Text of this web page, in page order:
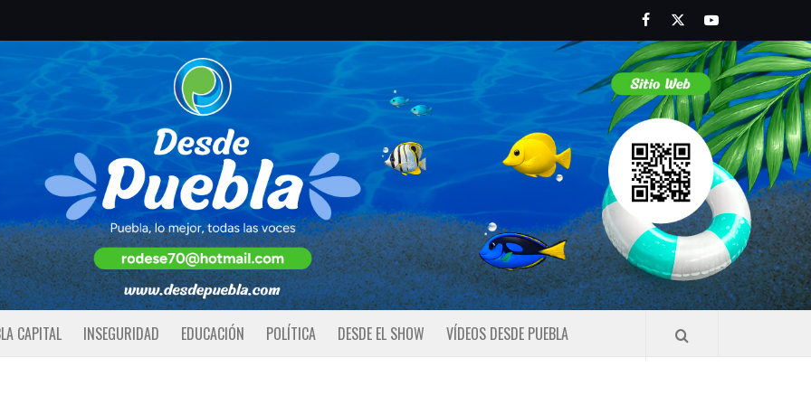
FacebookTwitterYoutube
CAPITAL INSEGURIDAD EDUCACIÓN POLÍTICA DESDE EL SHOW VÍDEOS DESDE PUEBLA